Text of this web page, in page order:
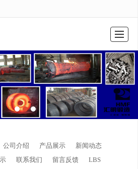
新闻动态 图库展示 联系我们 留言反馈 LBS
公司介绍 产品展示
新闻动态
联系我们 留言反馈
LBS